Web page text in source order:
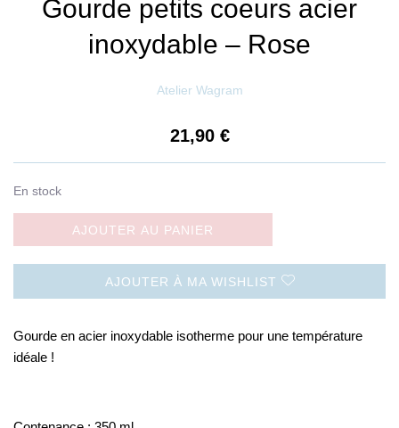
Gourde petits coeurs acier
inoxydable – Rose
Atelier Wagram
21,90 €
En stock
AJOUTER AU PANIER
AJOUTER À MA WISHLIST
Gourde en acier inoxydable isotherme pour une température
idéale !